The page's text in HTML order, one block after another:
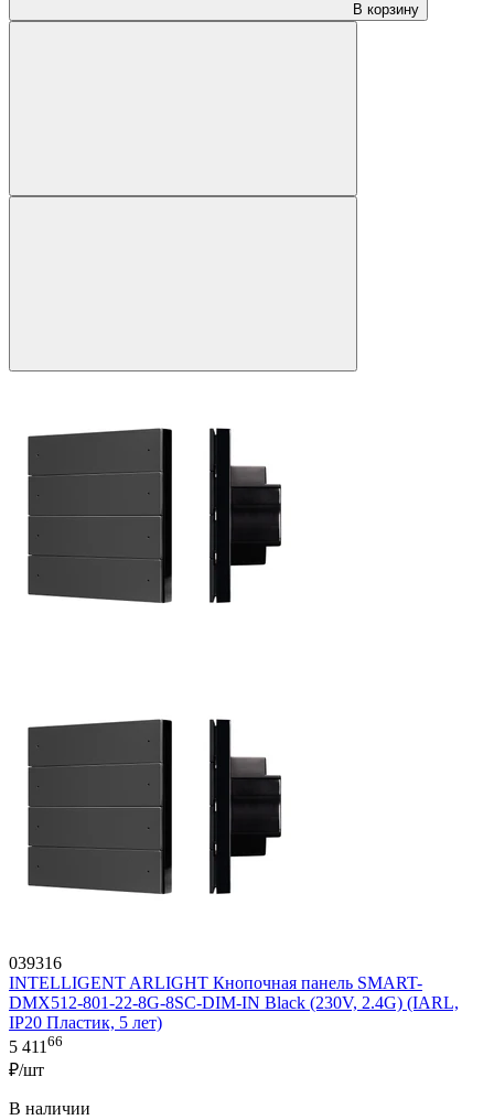
В корзину
039316
INTELLIGENT ARLIGHT Кнопочная панель SMART-
DMX512-801-22-8G-8SC-DIM-IN Black (230V, 2.4G) (IARL,
IP20 Пластик, 5 лет)
5 41166
₽/шт
В наличии